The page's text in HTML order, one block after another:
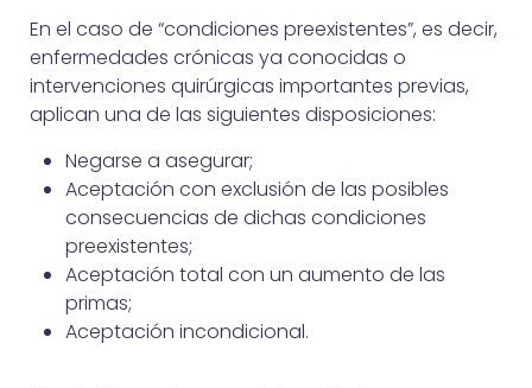
En el caso de “condiciones preexistentes”, es decir,
enfermedades crónicas ya conocidas o
intervenciones quirúrgicas importantes previas,
aplican una de las siguientes disposiciones:
Negarse a asegurar;
Aceptación con exclusión de las posibles
consecuencias de dichas condiciones
preexistentes;
Aceptación total con un aumento de las
primas;
Aceptación incondicional.